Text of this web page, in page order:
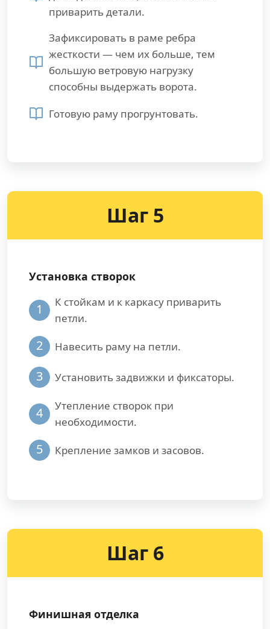
приварить детали.
Зафиксировать в раме ребра
жесткости — чем их больше, тем
большую ветровую нагрузку
способны выдержать ворота.
Готовую раму прогрунтовать.
Шаг 5
Установка створок
1
К стойкам и к каркасу приварить
петли.
2 Навесить раму на петли.
3 Установить задвижки и фиксаторы.
4
Утепление створок при
необходимости.
5 Крепление замков и засовов.
Шаг 6
Финишная отделка